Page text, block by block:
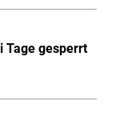
Tage gesperrt